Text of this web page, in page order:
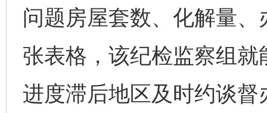
问题房屋套数、化解量
张表格，该纪检监察组
进度滞后地区及时约谈